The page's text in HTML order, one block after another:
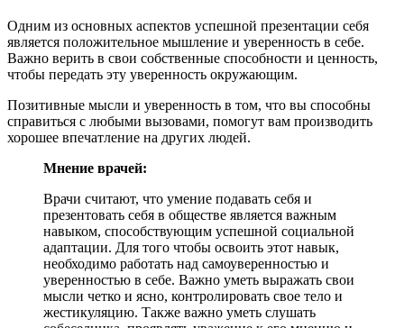
Одним из основных аспектов успешной презентации себя
является положительное мышление и уверенность в себе.
Важно верить в свои собственные способности и ценность,
чтобы передать эту уверенность окружающим.
Позитивные мысли и уверенность в том, что вы способны
справиться с любыми вызовами, помогут вам производить
хорошее впечатление на других людей.
Мнение врачей:
Врачи считают, что умение подавать себя и
презентовать себя в обществе является важным
навыком, способствующим успешной социальной
адаптации. Для того чтобы освоить этот навык,
необходимо работать над самоуверенностью и
уверенностью в себе. Важно уметь выражать свои
мысли четко и ясно, контролировать свое тело и
жестикуляцию. Также важно уметь слушать